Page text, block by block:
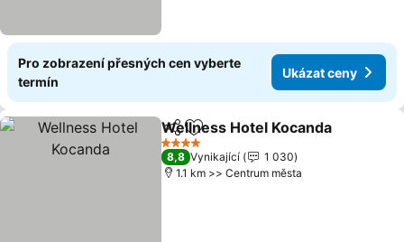
Pro zobrazení přesných cen vyberte
termín
Ukázat ceny
SdíletPřidat na seznam oblíbených
Wellness Hotel Kocanda
4 Počet hvězdiček
8,8 Vynikající
1 030
1.1 km >> Centrum města